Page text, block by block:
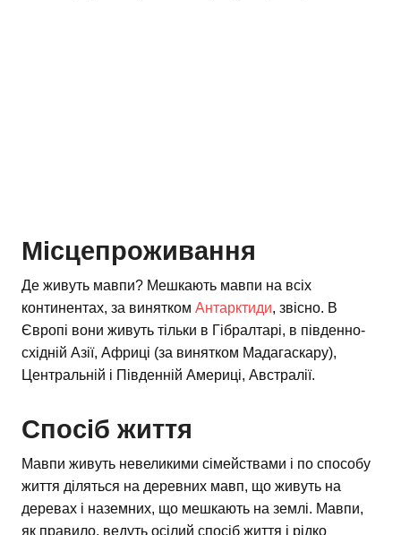
Місцепроживання
Де живуть мавпи? Мешкають мавпи на всіх
континентах, за винятком Антарктиди, звісно. В
Європі вони живуть тільки в Гібралтарі, в південно-
східній Азії, Африці (за винятком Мадагаскару),
Центральній і Південній Америці, Австралії.
Спосіб життя
Мавпи живуть невеликими сімействами і по способу
життя діляться на деревних мавп, що живуть на
деревах і наземних, що мешкають на землі. Мавпи,
як правило, ведуть осілий спосіб життя і рідко